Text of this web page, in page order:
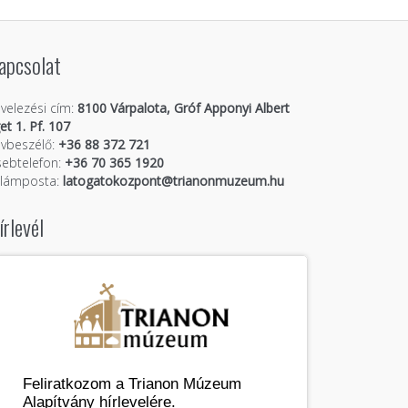
cím: 8100 Várpalota, Gróf Apponyi Albert
1. Pf. 107
+36 88 372 721
+36 70 365 1920
latogatokozpont@trianonmuzeum.hu